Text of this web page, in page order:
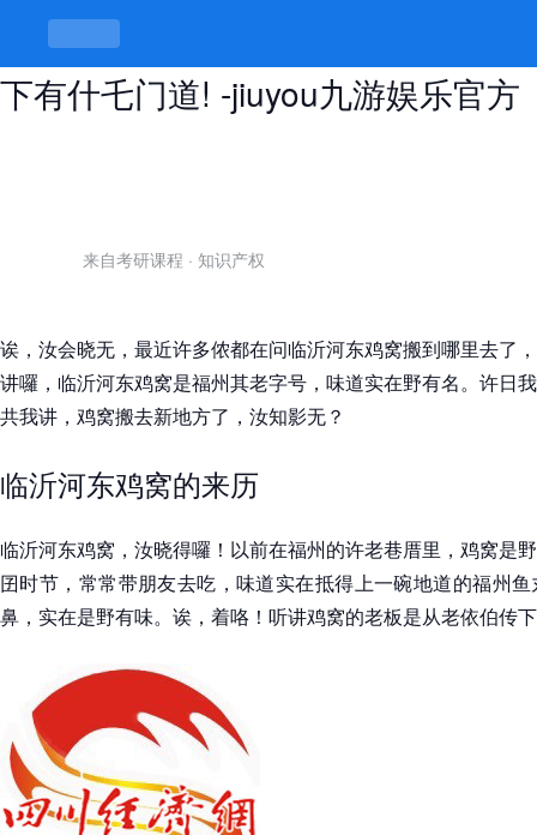
临沂河东鸡窝搬到哪里去了，鸡窝底
下有什乇门道! -jiuyou九游娱乐官方
来自考研课程 · 知识产权
诶，汝会晓无，最近许多侬都在问临沂河东鸡窝搬到哪里去了
讲囉，临沂河东鸡窝是福州其老字号，味道实在野有名。许日
共我讲，鸡窝搬去新地方了，汝知影无？
临沂河东鸡窝的来历
临沂河东鸡窝，汝晓得囉！以前在福州的许老巷厝里，鸡窝是
囝时节，常常带朋友去吃，味道实在抵得上一碗地道的福州
鼻，实在是野有味。诶，着咯！听讲鸡窝的老板是从老依伯传